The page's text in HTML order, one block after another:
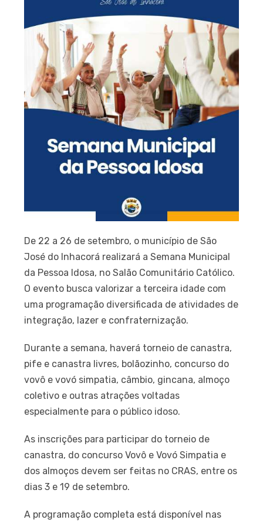
De 22 a 26 de setembro, o município de São
José do Inhacorá realizará a Semana Municipal
da Pessoa Idosa, no Salão Comunitário Católico.
O evento busca valorizar a terceira idade com
uma programação diversificada de atividades de
integração, lazer e confraternização.
Durante a semana, haverá torneio de canastra,
pife e canastra livres, bolãozinho, concurso do
vovô e vovó simpatia, câmbio, gincana, almoço
coletivo e outras atrações voltadas
especialmente para o público idoso.
As inscrições para participar do torneio de
canastra, do concurso Vovô e Vovó Simpatia e
dos almoços devem ser feitas no CRAS, entre os
dias 3 e 19 de setembro.
A programação completa está disponível nas